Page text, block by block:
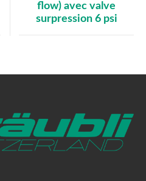
flow) avec valve
surpression 6 psi